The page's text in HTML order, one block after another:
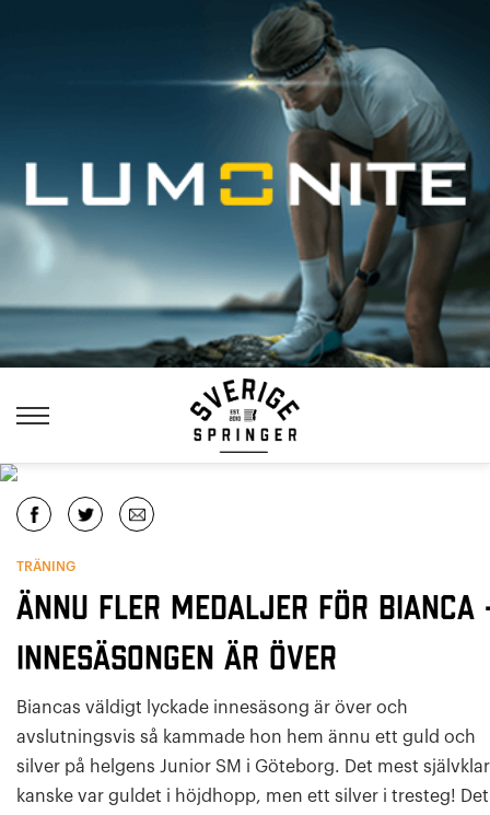
TRÄNING
Ännu fler medaljer för Bianca
Innesäsongen är över
Biancas väldigt lyckade innesäsong är över och
avslutningsvis så kammade hon hem ännu ett guld och
silver på helgens Junior SM i Göteborg. Det mest
kanske var guldet i höjdhopp, men ett silver i tresteg! Det